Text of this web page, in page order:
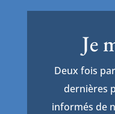
Je
Deux fois
dernières
informés de